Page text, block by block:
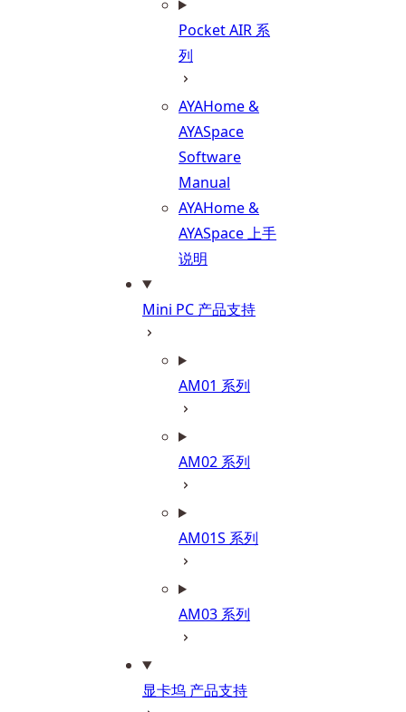
Pocket AIR 系
列
AYAHome &
AYASpace
Software
Manual
AYAHome &
AYASpace 上手
说明
Mini PC 产品支持
AM01 系列
AM02 系列
AM01S 系列
AM03 系列
显卡坞 产品支持